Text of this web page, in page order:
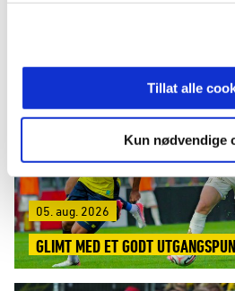
Tillat alle
Kun nødvendige
05. aug. 2026
GLIMT MED ET GODT